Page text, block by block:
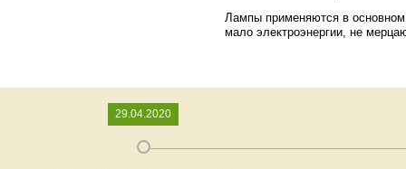
Лампы применяются в
мало электроэнергии, не
29.04.2020